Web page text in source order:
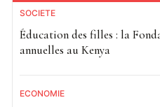
SOCIETE
Éducation des filles : la
annuelles au Kenya
ECONOMIE